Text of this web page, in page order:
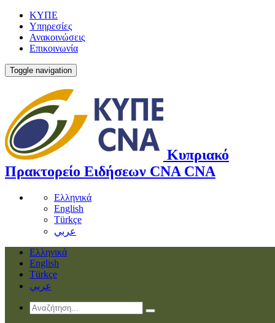
ΚΥΠΕ
Υπηρεσίες
Ανακοινώσεις
Επικοινωνία
Toggle navigation
Κυπριακό
Πρακτορείο Ειδήσεων CNA CNA
Ελληνικά
English
Türkçe
عربي
Ελληνικά
English
Türkçe
عربي